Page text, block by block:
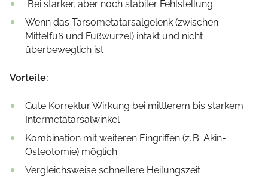
Bei starker, aber noch stabiler Fehlstellung
Wenn das Tarsometatarsalgelenk (zwischen
Mittelfuß und Fußwurzel) intakt und nicht
überbeweglich ist
Vorteile:
Gute Korrektur Wirkung bei mittlerem bis starkem
Intermetatarsalwinkel
Kombination mit weiteren Eingriffen (z. B. Akin-
Osteotomie) möglich
Vergleichsweise schnellere Heilungszeit